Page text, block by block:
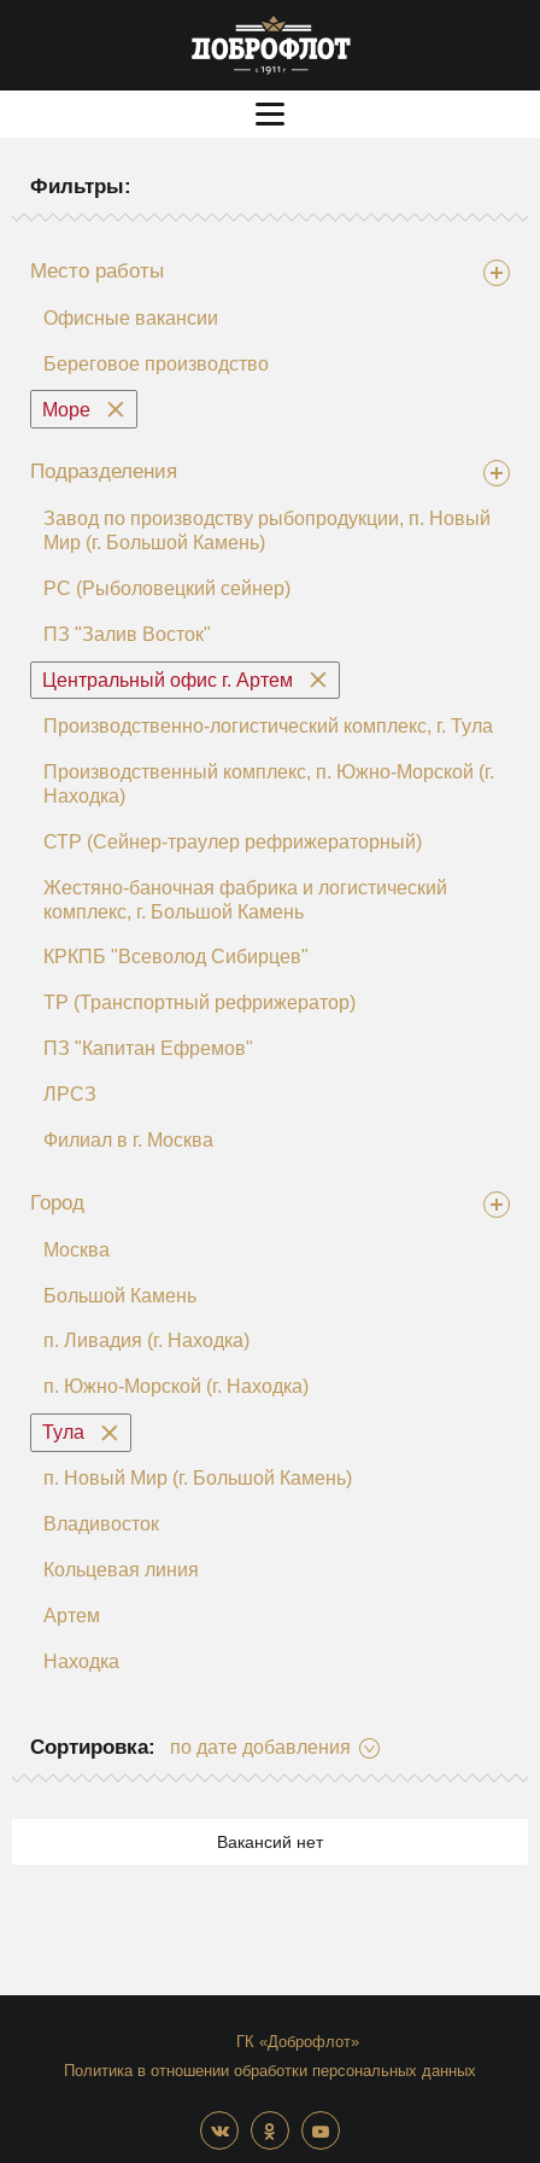
Фильтры:
Место работы
Офисные вакансии
Береговое производство
Море
Подразделения
Завод по производству рыбопродукции, п. Новый
Мир (г. Большой Камень)
РС (Рыболовецкий сейнер)
ПЗ "Залив Восток"
Центральный офис г. Артем
Производственно-логистический комплекс, г. Тула
Производственный комплекс, п. Южно-Морской (г.
Находка)
СТР (Сейнер-траулер рефрижераторный)
Жестяно-баночная фабрика и логистический
комплекс, г. Большой Камень
КРКПБ "Всеволод Сибирцев"
ТР (Транспортный рефрижератор)
ПЗ "Капитан Ефремов"
ЛРСЗ
Филиал в г. Москва
Город
Москва
Большой Камень
п. Ливадия (г. Находка)
п. Южно-Морской (г. Находка)
Тула
п. Новый Мир (г. Большой Камень)
Владивосток
Кольцевая линия
Артем
Находка
Сортировка: по дате добавления
Вакансий нет
ГК «Доброфлот»
Политика в отношении обработки персональных данных